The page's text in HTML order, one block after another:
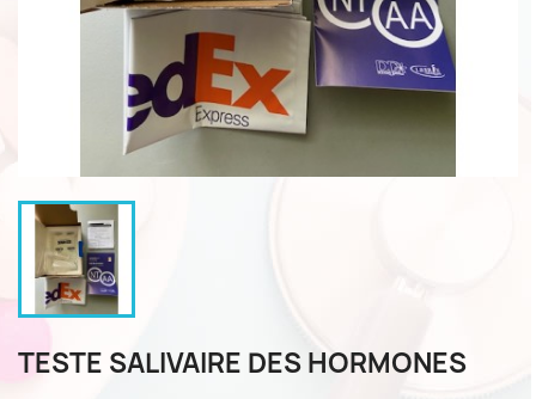
TESTE SALIVAIRE DES HORMONES